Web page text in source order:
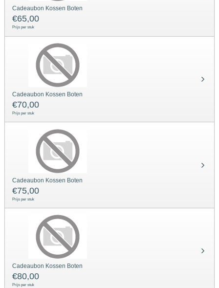
Cadeaubon Kossen Boten
€65,00
Prijs per stuk
Cadeaubon Kossen Boten
€70,00
Prijs per stuk
Cadeaubon Kossen Boten
€75,00
Prijs per stuk
Cadeaubon Kossen Boten
€80,00
Prijs per stuk